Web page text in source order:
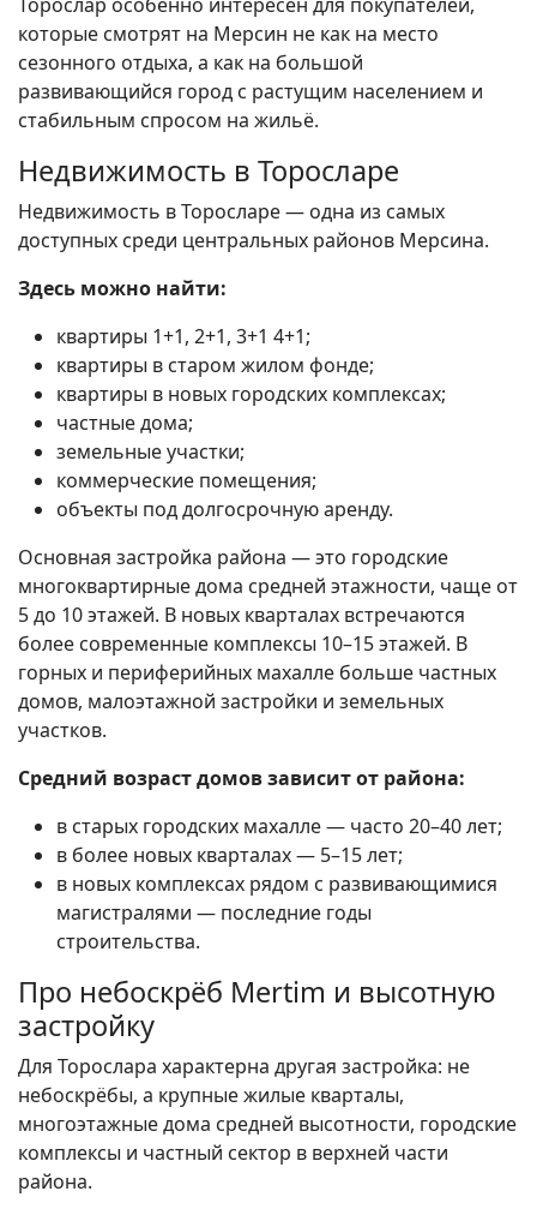
которые смотрят на Мерсин не как на место
сезонного отдыха, а как на большой
развивающийся город с растущим населением и
стабильным спросом на жильё.
Недвижимость в Торосларе
Недвижимость в Торосларе — одна из самых
доступных среди центральных районов Мерсина.
Здесь можно найти:
квартиры 1+1, 2+1, 3+1 4+1;
квартиры в старом жилом фонде;
квартиры в новых городских комплексах;
частные дома;
земельные участки;
коммерческие помещения;
объекты под долгосрочную аренду.
Основная застройка района — это городские
многоквартирные дома средней этажности, чаще от
5 до 10 этажей. В новых кварталах встречаются
более современные комплексы 10–15 этажей. В
горных и периферийных махалле больше частных
домов, малоэтажной застройки и земельных
участков.
Средний возраст домов зависит от района:
в старых городских махалле — часто 20–40 лет;
в более новых кварталах — 5–15 лет;
в новых комплексах рядом с развивающимися
магистралями — последние годы
строительства.
Про небоскрёб Mertim и высотную
застройку
Для Торослара характерна другая застройка: не
небоскрёбы, а крупные жилые кварталы,
многоэтажные дома средней высотности, городские
комплексы и частный сектор в верхней части
района.